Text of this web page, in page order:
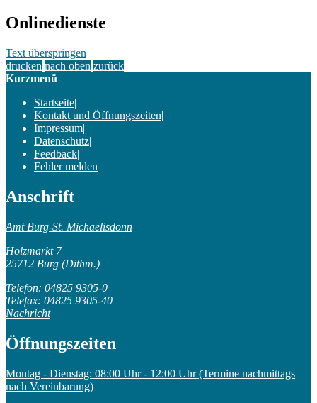
Onlinedienste
Text überspringen
drucken nach oben zurück
Kurzmenü
Startseite|
Kontakt und Öffnungszeiten|
Impressum|
Datenschutz|
Feedback|
Fehler melden
Anschrift
Amt Burg-St. Michaelisdonn
Holzmarkt 7
25712 Burg (Dithm.)
Telefon: 04825 9305-0
Telefax: 04825 9305-40
Nachricht
Öffnungszeiten
Montag - Dienstag: 08:00 Uhr - 12:00 Uhr (Termine nachmittags
nach Vereinbarung)